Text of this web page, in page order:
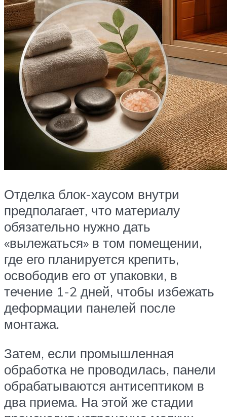
Отделка блок-хаусом внутри
предполагает, что материалу
обязательно нужно дать
«вылежаться» в том помещении,
где его планируется крепить,
освободив его от упаковки, в
течение 1-2 дней, чтобы избежать
деформации панелей после
монтажа.
Затем, если промышленная
обработка не проводилась, панели
обрабатываются антисептиком в
два приема. На этой же стадии